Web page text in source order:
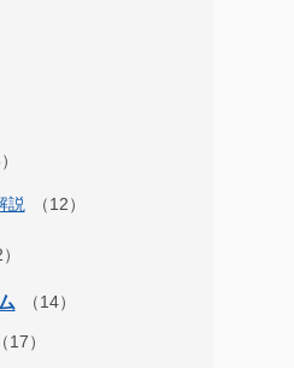
説